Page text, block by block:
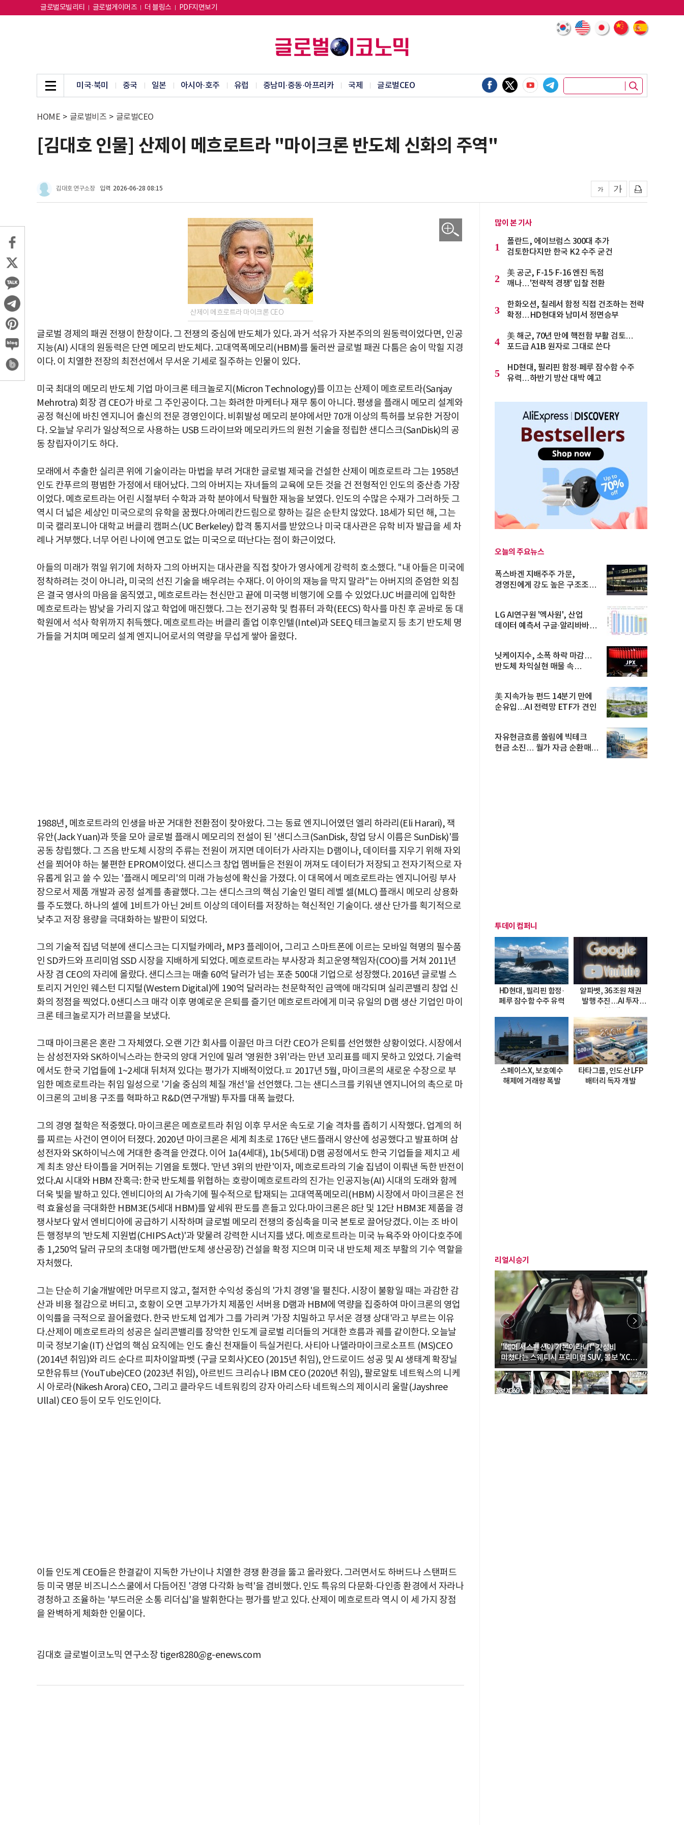
글로벌모빌리티 글로벌게이머즈 더 블링스 PDF지면보기
미국·북미 중국 일본 아시아·호주 유럽 중남미·중동·아프리카 국제 글로벌CEO
HOME > 글로벌비즈 > 글로벌CEO
[김대호 인물] 산제이 메흐로트라 "마이크론 반도체 신화의 주역"
김대호 연구소장 입력 2026-06-28 08:15
산제이 메흐로트라 마이크론 CEO
글로벌 경제의 패권 전쟁이 한창이다. 그 전쟁의 중심에 반도체가 있다. 과거 석유가 자본주의의 원동력이었다면, 인공
지능(AI) 시대의 원동력은 단연 메모리 반도체다. 고대역폭메모리(HBM)를 둘러싼 글로벌 패권 다툼은 숨이 막힐 지경
이다. 이 치열한 전장의 최전선에서 무서운 기세로 질주하는 인물이 있다.
미국 최대의 메모리 반도체 기업 마이크론 테크놀로지(Micron Technology)를 이끄는 산제이 메흐로트라(Sanjay
Mehrotra) 회장 겸 CEO가 바로 그 주인공이다. 그는 화려한 마케터나 재무 통이 아니다. 평생을 플래시 메모리 설계와
공정 혁신에 바친 엔지니어 출신의 전문 경영인이다. 비휘발성 메모리 분야에서만 70개 이상의 특허를 보유한 거장이
다. 오늘날 우리가 일상적으로 사용하는 USB 드라이브와 메모리카드의 원천 기술을 정립한 샌디스크(SanDisk)의 공
동 창립자이기도 하다.
모래에서 추출한 실리콘 위에 기술이라는 마법을 부려 거대한 글로벌 제국을 건설한 산제이 메흐로트라 그는 1958년
인도 칸푸르의 평범한 가정에서 태어났다. 그의 아버지는 자녀들의 교육에 모든 것을 건 전형적인 인도의 중산층 가장
이었다. 메흐로트라는 어린 시절부터 수학과 과학 분야에서 탁월한 재능을 보였다. 인도의 수많은 수재가 그러하듯 그
역시 더 넓은 세상인 미국으로의 유학을 꿈꿨다.아메리칸드림으로 향하는 길은 순탄치 않았다. 18세가 되던 해, 그는
미국 캘리포니아 대학교 버클리 캠퍼스(UC Berkeley) 합격 통지서를 받았으나 미국 대사관은 유학 비자 발급을 세 차
례나 거부했다. 너무 어린 나이에 연고도 없는 미국으로 떠난다는 점이 화근이었다.
아들의 미래가 꺾일 위기에 처하자 그의 아버지는 대사관을 직접 찾아가 영사에게 강력히 호소했다. "내 아들은 미국에
정착하려는 것이 아니라, 미국의 선진 기술을 배우려는 수재다. 이 아이의 재능을 막지 말라"는 아버지의 준엄한 외침
은 결국 영사의 마음을 움직였고, 메흐로트라는 천신만고 끝에 미국행 비행기에 오를 수 있었다.UC 버클리에 입학한
메흐로트라는 밤낮을 가리지 않고 학업에 매진했다. 그는 전기공학 및 컴퓨터 과학(EECS) 학사를 마친 후 곧바로 동 대
학원에서 석사 학위까지 취득했다. 메흐로트라는 버클리 졸업 이후인텔(Intel)과 SEEQ 테크놀로지 등 초기 반도체 명
가들을 거치며 메모리 설계 엔지니어로서의 역량을 무섭게 쌓아 올렸다.
1988년, 메흐로트라의 인생을 바꾼 거대한 전환점이 찾아왔다. 그는 동료 엔지니어였던 엘리 하라리(Eli Harari), 잭
유안(Jack Yuan)과 뜻을 모아 글로벌 플래시 메모리의 전설이 된 '샌디스크(SanDisk, 창업 당시 이름은 SunDisk)'를
공동 창립했다. 그 즈음 반도체 시장의 주류는 전원이 꺼지면 데이터가 사라지는 D램이나, 데이터를 지우기 위해 자외
선을 쬐어야 하는 불편한 EPROM이었다. 샌디스크 창업 멤버들은 전원이 꺼져도 데이터가 저장되고 전자기적으로 자
유롭게 읽고 쓸 수 있는 '플래시 메모리'의 미래 가능성에 확신을 가졌다. 이 대목에서 메흐로트라는 엔지니어링 부사
장으로서 제품 개발과 공정 설계를 총괄했다. 그는 샌디스크의 핵심 기술인 멀티 레벨 셀(MLC) 플래시 메모리 상용화
를 주도했다. 하나의 셀에 1비트가 아닌 2비트 이상의 데이터를 저장하는 혁신적인 기술이다. 생산 단가를 획기적으로
낮추고 저장 용량을 극대화하는 발판이 되었다.
그의 기술적 집념 덕분에 샌디스크는 디지털카메라, MP3 플레이어, 그리고 스마트폰에 이르는 모바일 혁명의 필수품
인 SD카드와 프리미엄 SSD 시장을 지배하게 되었다. 메흐로트라는 부사장과 최고운영책임자(COO)를 거쳐 2011년
사장 겸 CEO의 자리에 올랐다. 샌디스크는 매출 60억 달러가 넘는 포춘 500대 기업으로 성장했다. 2016년 글로벌 스
토리지 거인인 웨스턴 디지털(Western Digital)에 190억 달러라는 천문학적인 금액에 매각되며 실리콘밸리 창업 신
화의 정점을 찍었다. 0샌디스크 매각 이후 명예로운 은퇴를 즐기던 메흐로트라에게 미국 유일의 D램 생산 기업인 마이
크론 테크놀로지가 러브콜을 보냈다.
그때 마이크론은 혼란 그 자체였다. 오랜 기간 회사를 이끌던 마크 더칸 CEO가 은퇴를 선언했한 상황이었다. 시장에서
는 삼성전자와 SK하이닉스라는 한국의 양대 거인에 밀려 '영원한 3위'라는 만년 꼬리표를 떼지 못하고 있었다. 기술력
에서도 한국 기업들에 1~2세대 뒤처져 있다는 평가가 지배적이었다.ㅍ 2017년 5월, 마이크론의 새로운 수장으로 부
임한 메흐로트라는 취임 일성으로 '기술 중심의 체질 개선'을 선언했다. 그는 샌디스크를 키워낸 엔지니어의 촉으로 마
이크론의 고비용 구조를 혁파하고 R&D(연구개발) 투자를 대폭 늘렸다.
그의 경영 철학은 적중했다. 마이크론은 메흐로트라 취임 이후 무서운 속도로 기술 격차를 좁히기 시작했다. 업계의 허
를 찌르는 사건이 연이어 터졌다. 2020년 마이크론은 세계 최초로 176단 낸드플래시 양산에 성공했다고 발표하며 삼
성전자와 SK하이닉스에 거대한 충격을 안겼다. 이어 1a(4세대), 1b(5세대) D램 공정에서도 한국 기업들을 제치고 세
계 최초 양산 타이틀을 거머쥐는 기염을 토했다. '만년 3위의 반란'이자, 메흐로트라의 기술 집념이 이뤄낸 독한 반전이
었다.AI 시대와 HBM 잔혹극: 한국 반도체를 위협하는 호랑이메흐로트라의 진가는 인공지능(AI) 시대의 도래와 함께
더욱 빛을 발하고 있다. 엔비디아의 AI 가속기에 필수적으로 탑재되는 고대역폭메모리(HBM) 시장에서 마이크론은 전
력 효율성을 극대화한 HBM3E(5세대 HBM)를 앞세워 판도를 흔들고 있다.마이크론은 8단 및 12단 HBM3E 제품을 경
쟁사보다 앞서 엔비디아에 공급하기 시작하며 글로벌 메모리 전쟁의 중심축을 미국 본토로 끌어당겼다. 이는 조 바이
든 행정부의 '반도체 지원법(CHIPS Act)'과 맞물려 강력한 시너지를 냈다. 메흐로트라는 미국 뉴욕주와 아이다호주에
총 1,250억 달러 규모의 초대형 메가팹(반도체 생산공장) 건설을 확정 지으며 미국 내 반도체 제조 부활의 기수 역할을
자처했다.
그는 단순히 기술개발에만 머무르지 않고, 철저한 수익성 중심의 '가치 경영'을 펼친다. 시장이 불황일 때는 과감한 감
산과 비용 절감으로 버티고, 호황이 오면 고부가가치 제품인 서버용 D램과 HBM에 역량을 집중하여 마이크론의 영업
이익률을 극적으로 끌어올렸다. 한국 반도체 업계가 그를 가리켜 '가장 치밀하고 무서운 경쟁 상대'라고 부르는 이유
다.산제이 메흐로트라의 성공은 실리콘밸리를 장악한 인도계 글로벌 리더들의 거대한 흐름과 궤를 같이한다. 오늘날
미국 정보기술(IT) 산업의 핵심 요직에는 인도 출신 천재들이 득실거린다. 사티아 나델라마이크로소프트 (MS)CEO
(2014년 취임)와 리드 순다르 피차이알파벳 (구글 모회사)CEO (2015년 취임), 안드로이드 성공 및 AI 생태계 확장닐
모한유튜브 (YouTube)CEO (2023년 취임), 아르빈드 크리슈나 IBM CEO (2020년 취임), 팔로알토 네트웍스의 니케
시 아로라(Nikesh Arora) CEO, 그리고 클라우드 네트워킹의 강자 아리스타 네트웍스의 제이시리 울랄(Jayshree
Ullal) CEO 등이 모두 인도인이다.
이들 인도계 CEO들은 한결같이 지독한 가난이나 치열한 경쟁 환경을 뚫고 올라왔다. 그러면서도 하버드나 스탠퍼드
등 미국 명문 비즈니스스쿨에서 다듬어진 '경영 다각화 능력'을 겸비했다. 인도 특유의 다문화·다인종 환경에서 자라나
경청하고 조율하는 '부드러운 소통 리더십'을 발휘한다는 평가를 받고 있다. 산제이 메흐로트라 역시 이 세 가지 장점
을 완벽하게 체화한 인물이다.
김대호 글로벌이코노믹 연구소장 tiger8280@g-enews.com
많이 본 기사
1
폴란드, 에이브럼스 300대 추가
검토한다지만 한국 K2 수주 굳건
2
美 공군, F-15·F-16 엔진 독점
깨나…'전략적 경쟁' 입찰 전환
3
한화오션, 칠레서 함정 직접 건조하는 전략
확정…HD현대와 남미서 정면승부
4
美 해군, 70년 만에 핵전함 부활 검토…
포드급 A1B 원자로 그대로 쓴다
5
HD현대, 필리핀 함정·페루 잠수함 수주
유력…하반기 방산 대박 예고
오늘의 주요뉴스
폭스바겐 지배주주 가문,
경영진에게 강도 높은 구조조정
LG AI연구원 '엑사원', 산업
데이터 예측서 구글·알리바바
닛케이지수, 소폭 하락 마감…
반도체 차익실현 매물 속
美 지속가능 펀드 14분기 만에
순유입…AI 전력망 ETF가 견인
자유현금흐름 쏠림에 빅테크
현금 소진… 월가 자금 순환매
투데이 컴퍼니
HD현대, 필리핀 함정·
페루 잠수함 수주 유력
알파벳, 36조원 채권
발행 추진…AI 투자
스페이스X, 보호예수
해제에 거래량 폭발
타타그룹, 인도산 LFP
배터리 독자 개발
리얼시승기
박지수 아나운서가 타본 ‘전설의 무쏘’… “여성·
초보자도 반할 반전 매력”
"에어 서스펜션이 기본이라니!" 갓성비
미쳤다는 스웨디시 프리미엄 SUV, 볼보 'XC60
B5 울트라'